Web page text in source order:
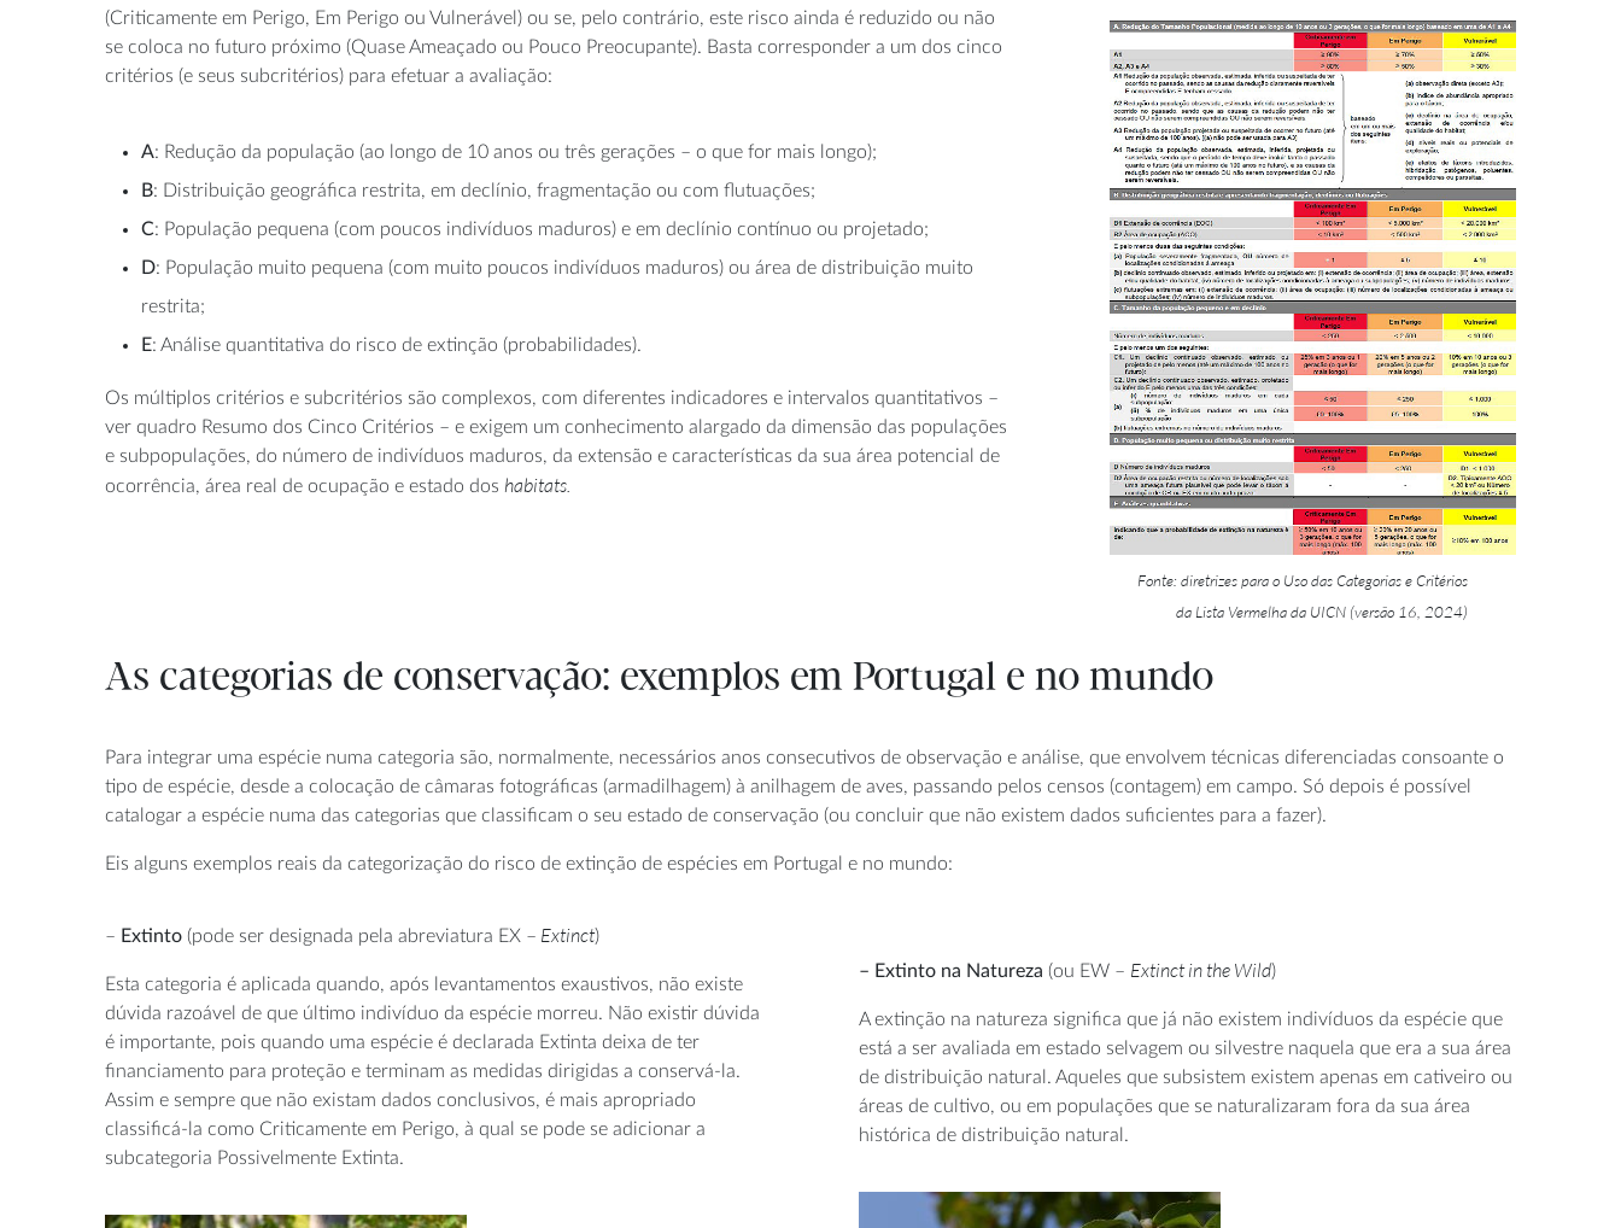
(Criticamente em Perigo, Em Perigo ou Vulnerável) ou se, pelo contrário, este risco ainda é reduzido ou não
se coloca no futuro próximo (Quase Ameaçado ou Pouco Preocupante). Basta corresponder a um dos cinco
critérios (e seus subcritérios) para efetuar a avaliação:
A: Redução da população (ao longo de 10 anos ou três gerações – o que for mais longo);
B: Distribuição geográfica restrita, em declínio, fragmentação ou com flutuações;
C: População pequena (com poucos indivíduos maduros) e em declínio contínuo ou projetado;
D: População muito pequena (com muito poucos indivíduos maduros) ou área de distribuição muito
restrita;
E: Análise quantitativa do risco de extinção (probabilidades).
Os múltiplos critérios e subcritérios são complexos, com diferentes indicadores e intervalos quantitativos –
ver quadro Resumo dos Cinco Critérios – e exigem um conhecimento alargado da dimensão das populações
e subpopulações, do número de indivíduos maduros, da extensão e características da sua área potencial de
ocorrência, área real de ocupação e estado dos habitats.
Fonte: diretrizes para o Uso das Categorias e Critérios
da Lista Vermelha da UICN (versão 16, 2024)
As categorias de conservação: exemplos em Portugal e no mundo
Para integrar uma espécie numa categoria são, normalmente, necessários anos consecutivos de observação e análise, que envolvem técnicas diferenciadas consoante o
tipo de espécie, desde a colocação de câmaras fotográficas (armadilhagem) à anilhagem de aves, passando pelos censos (contagem) em campo. Só depois é possível
catalogar a espécie numa das categorias que classificam o seu estado de conservação (ou concluir que não existem dados suficientes para a fazer).
Eis alguns exemplos reais da categorização do risco de extinção de espécies em Portugal e no mundo:
– Extinto (pode ser designada pela abreviatura EX – Extinct)
Esta categoria é aplicada quando, após levantamentos exaustivos, não existe
dúvida razoável de que último indivíduo da espécie morreu. Não existir dúvida
é importante, pois quando uma espécie é declarada Extinta deixa de ter
financiamento para proteção e terminam as medidas dirigidas a conservá-la.
Assim e sempre que não existam dados conclusivos, é mais apropriado
classificá-la como Criticamente em Perigo, à qual se pode se adicionar a
subcategoria Possivelmente Extinta.
– Extinto na Natureza (ou EW – Extinct in the Wild)
A extinção na natureza significa que já não existem indivíduos da espécie que
está a ser avaliada em estado selvagem ou silvestre naquela que era a sua área
de distribuição natural. Aqueles que subsistem existem apenas em cativeiro ou
áreas de cultivo, ou em populações que se naturalizaram fora da sua área
histórica de distribuição natural.